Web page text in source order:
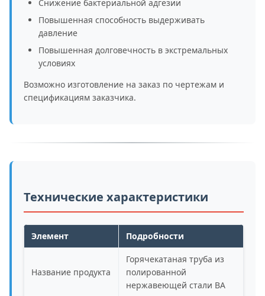
Снижение бактериальной адгезии
Повышенная способность выдерживать
давление
Повышенная долговечность в экстремальных
условиях
Возможно изготовление на заказ по чертежам и
спецификациям заказчика.
Технические характеристики
Элемент Подробности
Название продукта
Горячекатаная труба из
полированной
нержавеющей стали BA